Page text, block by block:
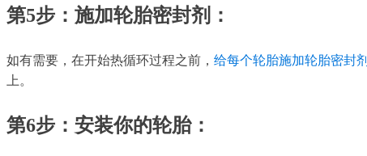
第5步：施加轮胎密封剂：
如有需要，在开始热循环过程之前， 给每个轮胎施加轮胎密封剂
上。
第6步：安装你的轮胎：